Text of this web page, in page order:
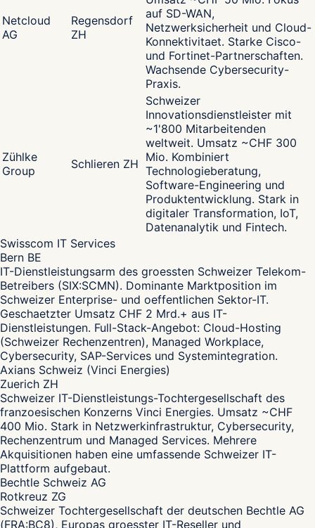
Netcloud
AG
Regensdorf
ZH
auf SD-WAN,
Netzwerksicherheit und Cloud-
Konnektivitaet. Starke Cisco-
und Fortinet-Partnerschaften.
Wachsende Cybersecurity-
Praxis.
Zühlke
Group
Schlieren ZH
Schweizer
Innovationsdienstleister mit
~1'800 Mitarbeitenden
weltweit. Umsatz ~CHF 300
Mio. Kombiniert
Technologieberatung,
Software-Engineering und
Produktentwicklung. Stark in
digitaler Transformation, IoT,
Datenanalytik und Fintech.
Swisscom IT Services
Bern BE
IT-Dienstleistungsarm des groessten Schweizer Telekom-
Betreibers (SIX:SCMN). Dominante Marktposition im
Schweizer Enterprise- und oeffentlichen Sektor-IT.
Geschaetzter Umsatz CHF 2 Mrd.+ aus IT-
Dienstleistungen. Full-Stack-Angebot: Cloud-Hosting
(Schweizer Rechenzentren), Managed Workplace,
Cybersecurity, SAP-Services und Systemintegration.
Axians Schweiz (Vinci Energies)
Zuerich ZH
Schweizer IT-Dienstleistungs-Tochtergesellschaft des
franzoesischen Konzerns Vinci Energies. Umsatz ~CHF
400 Mio. Stark in Netzwerkinfrastruktur, Cybersecurity,
Rechenzentrum und Managed Services. Mehrere
Akquisitionen haben eine umfassende Schweizer IT-
Plattform aufgebaut.
Bechtle Schweiz AG
Rotkreuz ZG
Schweizer Tochtergesellschaft der deutschen Bechtle AG
(FRA:BC8), Europas groesster IT-Reseller und